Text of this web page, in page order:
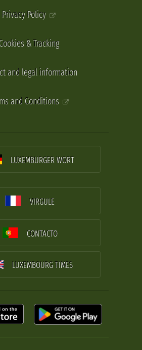
Privacy Policy
& Tracking
and legal information
and Conditions
LUXEMBURGER WORT
VIRGULE
CONTACTO
LUXEMBOURG TIMES